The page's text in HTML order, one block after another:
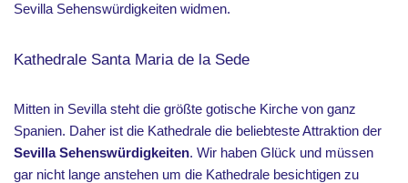
Sevilla Sehenswürdigkeiten widmen.
Kathedrale Santa Maria de la Sede
Mitten in Sevilla steht die größte gotische Kirche von ganz
Spanien. Daher ist die Kathedrale die beliebteste Attraktion der
Sevilla Sehenswürdigkeiten. Wir haben Glück und müssen
gar nicht lange anstehen um die Kathedrale besichtigen zu